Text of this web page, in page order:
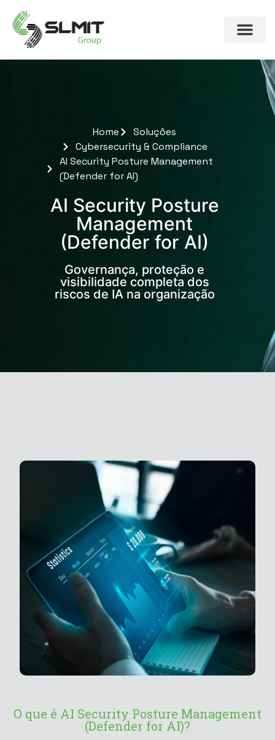
Home
Soluções
Cybersecurity & Compliance
AI Security Posture Management
(Defender for AI)
AI Security Posture
Management
(Defender for AI)
Governança, proteção e
visibilidade completa dos
riscos de IA na organização
O que é AI Security Posture Management
(Defender for AI)?